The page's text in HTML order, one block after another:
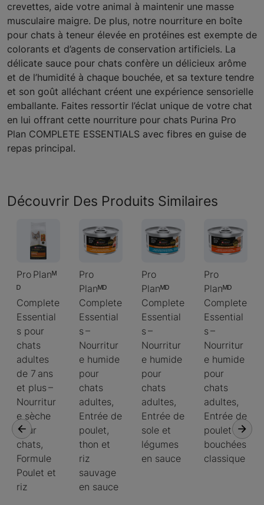
crevettes, aide votre animal à maintenir une masse
musculaire maigre. De plus, notre nourriture en boîte
pour chats à teneur élevée en protéines est exempte de
colorants et d’agents de conservation artificiels. La
délicate sauce pour chats confère un délicieux arôme
et de l’humidité à chaque bouchée, et sa texture tendre
et son goût alléchant créent une expérience sensorielle
emballante. Faites ressortir l’éclat unique de votre chat
en lui offrant cette nourriture pour chats Purina Pro
Plan COMPLETE ESSENTIALS avec fibres en guise de
repas principal.
Découvrir Des Produits Similaires
Pro Planᴹ
ᴰ
Complete
Essential
s pour
chats
adultes
de 7 ans
et plus –
Nourritur
e sèche
pour
chats,
Formule
Poulet et
riz
Pro
Planᴹᴰ
Complete
Essential
s –
Nourritur
e humide
pour
chats
adultes,
Entrée de
poulet,
thon et
riz
sauvage
en sauce
Pro
Planᴹᴰ
Complete
Essential
s –
Nourritur
e humide
pour
chats
adultes,
Entrée de
sole et
légumes
en sauce
Pro
Planᴹᴰ
Complete
Essential
s –
Nourritur
e humide
pour
chats
adultes,
Entrée de
poulet en
bouchées
classique